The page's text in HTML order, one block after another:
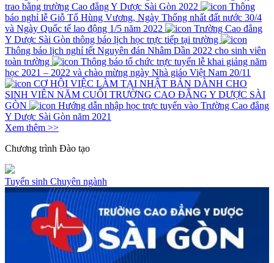
trao bằng trường Cao đẳng Y Dược Sài Gòn 2022
Thông
báo nghỉ lễ Giỗ Tổ Hùng Vương, Ngày Thống nhất đất nước 30/4
và Ngày Quốc tế lao động 1/5 năm 2022
Trường Cao đẳng
Y Dược Sài Gòn thông báo lịch học trực tiếp tại trường
Thông báo lịch nghỉ tết Nguyên đán Nhâm Dần 2022 cho sinh viên
toàn trường
Thông báo tổ chức trực tuyến lễ khai giảng năm
học 2021 – 2022 và chào mừng ngày Nhà giáo Việt Nam 20/11
CƠ HỘI VIỆC LÀM TẠI NHẬT BẢN DÀNH CHO
SINH VIÊN NĂM CUỐI TRƯỜNG CAO ĐẲNG Y DƯỢC SÀI
GÒN
Hướng dẫn nhập học trực tuyến vào Trường Cao đẳng
Y Dược Sài Gòn năm 2021
Xem thêm >>
Chương trình Đào tạo
Tuyển sinh Chuyên ngành